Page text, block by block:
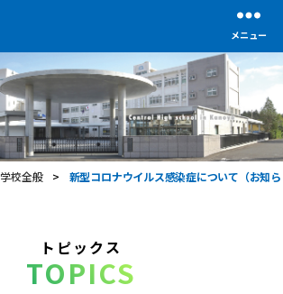
メニュー
学校全般 >
新型コロナウイルス感染症について（お知ら
トピックス
TOPICS